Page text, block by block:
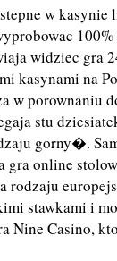
w
widziec gra
kasynami na
w porownaniu
stu
gorny�.
gra online
rodzaju
stawkami i
Nine Casino,